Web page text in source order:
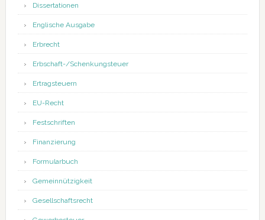
Dissertationen
Englische Ausgabe
Erbrecht
Erbschaft-/Schenkungsteuer
Ertragsteuern
EU-Recht
Festschriften
Finanzierung
Formularbuch
Gemeinnützigkeit
Gesellschaftsrecht